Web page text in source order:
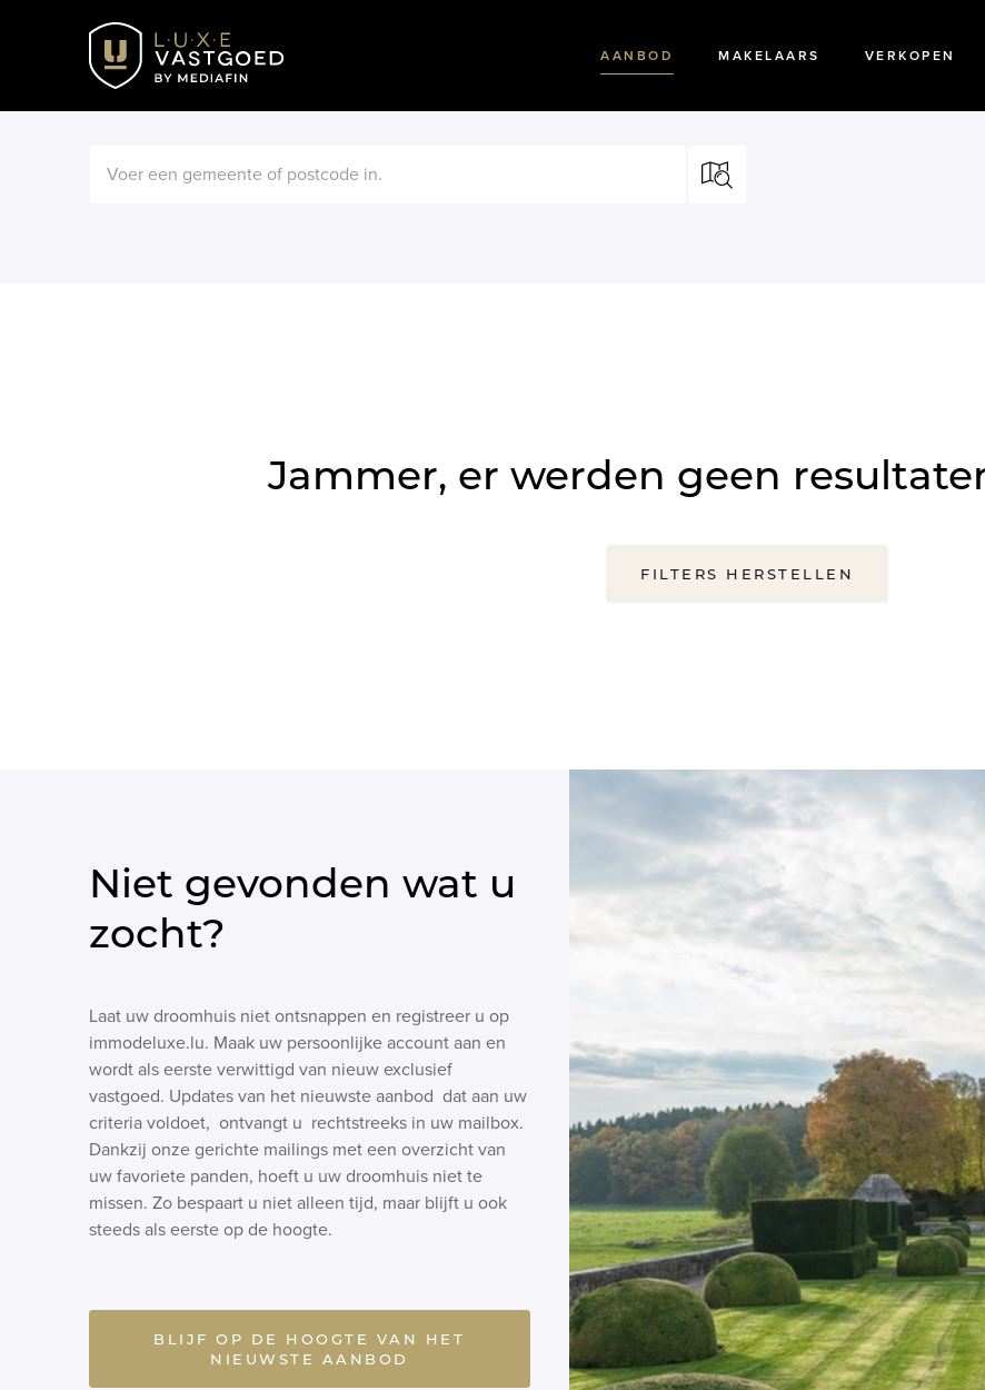
AANBOD MAKELAARS VERKOPEN
Jammer, er werden geen
FILTERS HERSTELLEN
Niet gevonden wat u
zocht?
Laat uw droomhuis niet ontsnappen en registreer u op
immodeluxe.lu. Maak uw persoonlijke account aan en
wordt als eerste verwittigd van nieuw exclusief
vastgoed. Updates van het nieuwste aanbod dat aan uw
criteria voldoet, ontvangt u rechtstreeks in uw mailbox.
Dankzij onze gerichte mailings met een overzicht van
uw favoriete panden, hoeft u uw droomhuis niet te
missen. Zo bespaart u niet alleen tijd, maar blijft u ook
steeds als eerste op de hoogte.
BLIJF OP DE HOOGTE VAN HET
NIEUWSTE AANBOD